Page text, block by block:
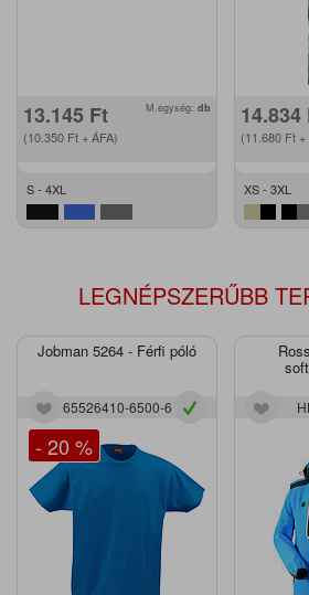
13.145 Ft
(10.350 Ft + ÁFA)
M.egység: db
S - 4XL
14.834
(11.680 Ft
XS - 3XL
LEGNÉPSZERŰBB
Jobman 5264 - Férfi póló
65526410-6500-6
- 20 %